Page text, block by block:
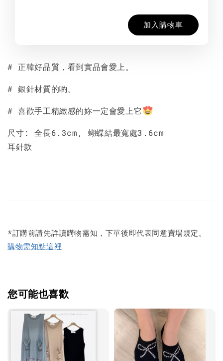
加入購物車
# 正韓好品質，看到實品會愛上。
# 銀針材質的喲。
# 喜歡手工精緻感的妳一定會愛上它
尺寸: 全長6.3cm, 蝴蝶結最寬處3.6cm
耳針款
*訂購前請先詳讀購物需知，下單後即代表同意賣場規定。
購物需知點這裡
您可能也喜歡